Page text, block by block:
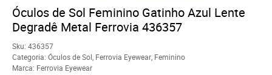
Óculos de Sol Feminino Gatinho Azul Lente
Degradê Metal Ferrovia 436357
Sku: 436357
Categoria: Óculos de Sol Ferrovia Eyewear Feminino
Marca: Ferrovia Eyewear